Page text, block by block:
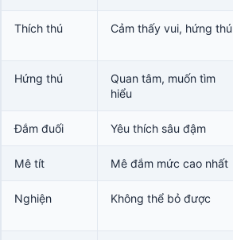
Thích thú Cảm thấy vui, hứng thú
Hứng thú
Quan tâm, muốn tìm
hiểu
Đắm đuối Yêu thích sâu đậm
Mê tít Mê đắm mức cao nhất
Nghiện Không thể bỏ được